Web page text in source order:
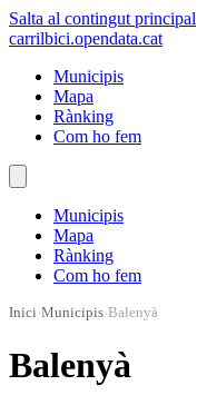
Salta al contingut principal
carrilbici.opendata.cat
Municipis
Mapa
Rànking
Com ho fem
Municipis
Mapa
Rànking
Com ho fem
Inici›Municipis›Balenyà
Balenyà